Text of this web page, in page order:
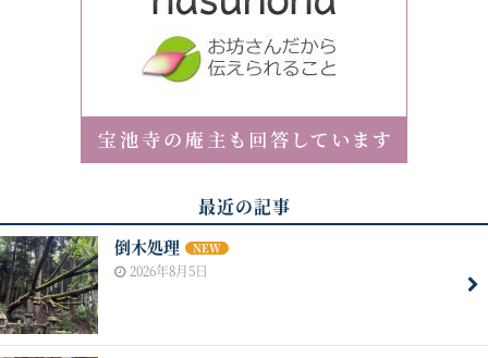
最近の記事
倒木処理 NEW
2026年8月5日